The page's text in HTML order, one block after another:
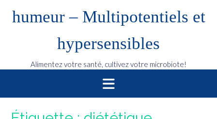
humeur – Multipotentiels et
hypersensibles
Alimentez votre santé, cultivez votre microbiote!